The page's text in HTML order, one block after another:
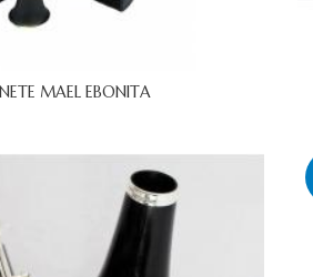
MAEL EBONITA